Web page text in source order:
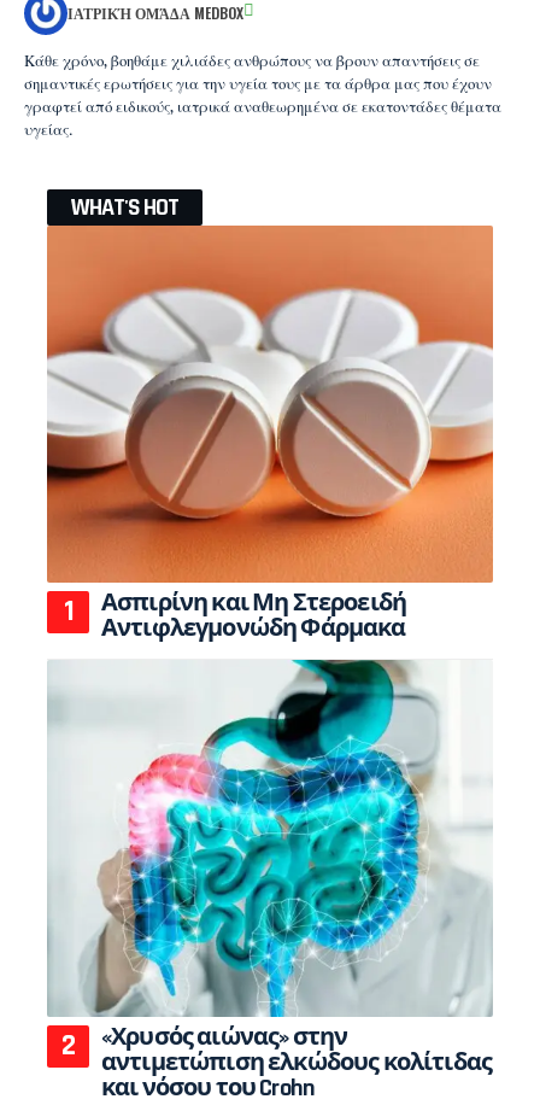
ΙΑΤΡΙΚΉ ΟΜΆΔΑ MEDBOX
Κάθε χρόνο, βοηθάμε χιλιάδες ανθρώπους να βρουν απαντήσεις σε
σημαντικές ερωτήσεις για την υγεία τους με τα άρθρα μας που έχουν
γραφτεί από ειδικούς, ιατρικά αναθεωρημένα σε εκατοντάδες θέματα
υγείας.
WHAT'S HOT
Ασπιρίνη και Μη Στεροειδή
Αντιφλεγμονώδη Φάρμακα
«Χρυσός αιώνας» στην
αντιμετώπιση ελκώδους κολίτιδας
και νόσου του Crohn